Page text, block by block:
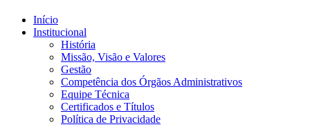
Início
Institucional
História
Missão, Visão e Valores
Gestão
Competência dos Órgãos Administrativos
Equipe Técnica
Certificados e Títulos
Política de Privacidade